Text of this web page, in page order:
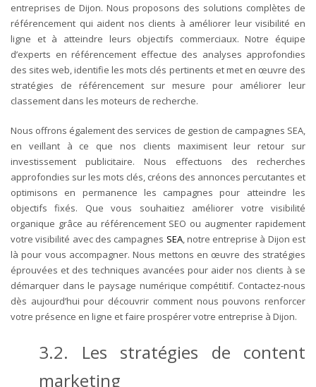
entreprises de Dijon. Nous proposons des solutions complètes de
référencement qui aident nos clients à améliorer leur visibilité en
ligne et à atteindre leurs objectifs commerciaux. Notre équipe
d’experts en référencement effectue des analyses approfondies
des sites web, identifie les mots clés pertinents et met en œuvre des
stratégies de référencement sur mesure pour améliorer leur
classement dans les moteurs de recherche.
Nous offrons également des services de gestion de campagnes SEA,
en veillant à ce que nos clients maximisent leur retour sur
investissement publicitaire. Nous effectuons des recherches
approfondies sur les mots clés, créons des annonces percutantes et
optimisons en permanence les campagnes pour atteindre les
objectifs fixés. Que vous souhaitiez améliorer votre visibilité
organique grâce au référencement SEO ou augmenter rapidement
votre visibilité avec des campagnes SEA, notre entreprise à Dijon est
là pour vous accompagner. Nous mettons en œuvre des stratégies
éprouvées et des techniques avancées pour aider nos clients à se
démarquer dans le paysage numérique compétitif. Contactez-nous
dès aujourd’hui pour découvrir comment nous pouvons renforcer
votre présence en ligne et faire prospérer votre entreprise à Dijon.
3.2. Les stratégies de content
marketing